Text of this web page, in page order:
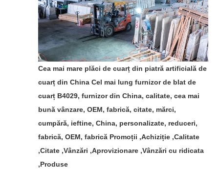
Cea mai mare plăci de cuarț din piatră artificială de
cuarț din China Cel mai lung furnizor de blat de
cuarț B4029, furnizor din China, calitate, cea mai
bună vânzare, OEM, fabrică, citate, mărci,
cumpără, ieftine, China, personalizate, reduceri,
fabrică, OEM, fabrică Promoții ,Achiziție ,Calitate
,Citate ,Vânzări ,Aprovizionare ,Vânzări cu ridicata
,Produse